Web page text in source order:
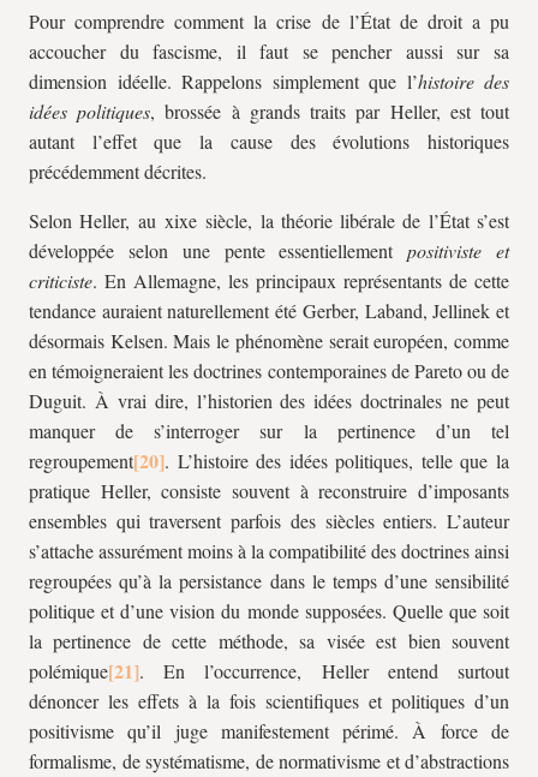
Pour comprendre comment la crise de l’État de droit a pu
accoucher du fascisme, il faut se pencher aussi sur sa
dimension idéelle. Rappelons simplement que l’histoire des
idées politiques, brossée à grands traits par Heller, est tout
autant l’effet que la cause des évolutions historiques
précédemment décrites.
Selon Heller, au xixe siècle, la théorie libérale de l’État s’est
développée selon une pente essentiellementpositiviste et
criticiste. En Allemagne, les principaux représentants de cette
tendance auraient naturellement été Gerber, Laband, Jellinek et
désormais Kelsen. Mais le phénomène serait européen, comme
en témoigneraient les doctrines contemporaines de Pareto ou de
Duguit. À vrai dire, l’historien des idées doctrinales ne peut
manquer de s’interroger sur la pertinence d’un tel
regroupement
. L’histoire des idées politiques, telle que la
pratique Heller, consiste souvent à reconstruire d’imposants
ensembles qui traversent parfois des siècles entiers. L’auteur
s’attache assurément moins à la compatibilité des doctrines ainsi
regroupées qu’à la persistance dans le temps d’une sensibilité
politique et d’une vision du monde supposées. Quelle que soit
la pertinence de cette méthode, sa visée est bien souvent
polémique
. En l’occurrence, Heller entend surtout
dénoncer les effets à la fois scientifiques et politiques d’un
positivisme qu’il juge manifestement périmé. À force de
formalisme, de systématisme, de normativisme et d’abstractions